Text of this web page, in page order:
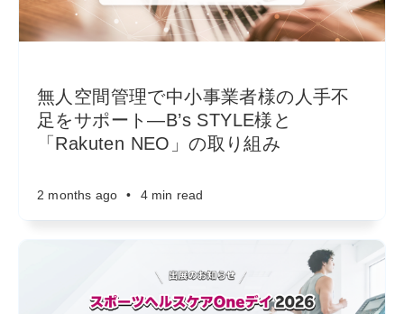
無人空間管理で中小事業者様の人手不
足をサポート—B’s STYLE様と
「Rakuten NEO」の取り組み
2 months ago • 4 min read